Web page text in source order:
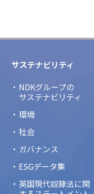
サステナビリティ
NDKグループの
サステナビリティ
環境
社会
ガバナンス
ESGデータ集
英国現代奴隷法に関